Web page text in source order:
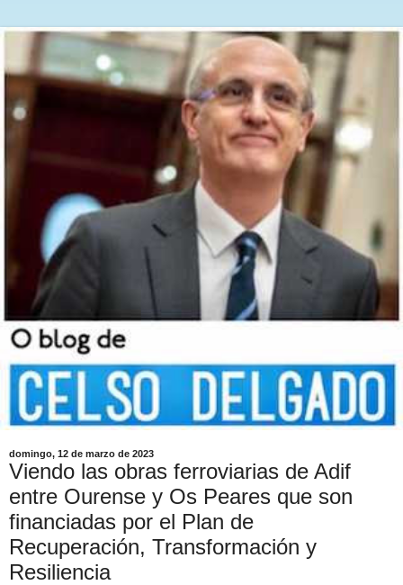
domingo, 12 de marzo de 2023
Viendo las obras ferroviarias de Adif
entre Ourense y Os Peares que son
financiadas por el Plan de
Recuperación, Transformación y
Resiliencia